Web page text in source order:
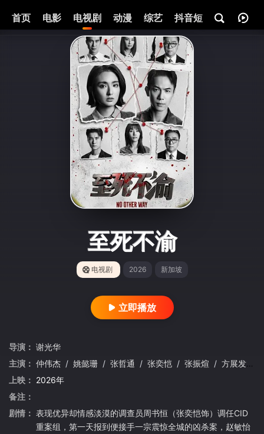
首页 电影 电视剧 动漫 综艺 抖音短剧 即将热映
至死不渝
电视剧 2026 新加坡
立即播放
导演： 谢光华
主演： 仲伟杰 / 姚懿珊 / 张哲通 / 张奕恺 / 张振煊 / 方展发
上映： 2026年
备注：
剧情： 表现优异却情感淡漠的调查员周书恒（张奕恺饰）调任CID
重案组，第一天报到便接手一宗震惊全城的凶杀案，赵敏怡